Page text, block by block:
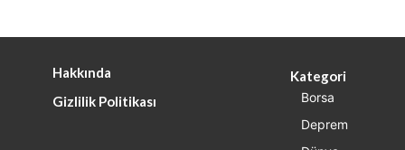
Hakkında
Gizlilik Politikası
Kategori
Borsa
Deprem